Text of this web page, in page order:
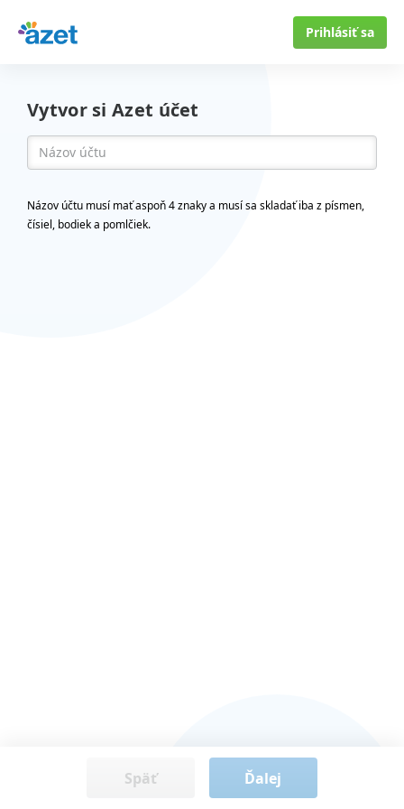
Prihlásiť sa
Vytvor si Azet účet
Názov účtu musí mať aspoň 4 znaky a musí sa skladať iba z písmen,
čísiel, bodiek a pomlčiek.